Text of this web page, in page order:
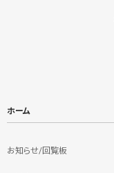
ホーム
お知らせ/回覧板